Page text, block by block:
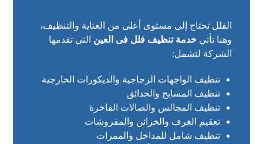
الفلل تحتاج إلى مستوى أعلى من العناية والتنظيف،
وهنا تأتيخدمة تنظيف فلل فى العين التي تقدمها
الشركة لتشمل:
تنظيف الواجهات الزجاجية والديكورات الخارجية
تنظيف المسابح والحدائق
تنظيف المجالس والصالات الفاخرة
تعقيم الغرف والخزائن والمفروشات
تنظيف شامل للمداخل والممرات